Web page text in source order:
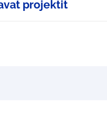
projektit